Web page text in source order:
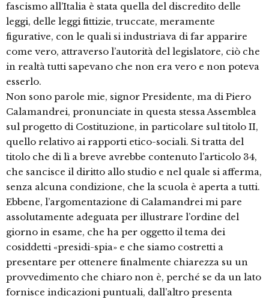
fascismo all’Italia è stata quella del discredito delle
leggi, delle leggi fittizie, truccate, meramente
figurative, con le quali si industriava di far apparire
come vero, attraverso l’autorità del legislatore, ciò che
in realtà tutti sapevano che non era vero e non poteva
esserlo.
Non sono parole mie, signor Presidente, ma di Piero
Calamandrei, pronunciate in questa stessa Assemblea
sul progetto di Costituzione, in particolare sul titolo II,
quello relativo ai rapporti etico-sociali. Si tratta del
titolo che di lì a breve avrebbe contenuto l’articolo 34,
che sancisce il diritto allo studio e nel quale si afferma,
senza alcuna condizione, che la scuola è aperta a tutti.
Ebbene, l’argomentazione di Calamandrei mi pare
assolutamente adeguata per illustrare l’ordine del
giorno in esame, che ha per oggetto il tema dei
cosiddetti «presidi-spia» e che siamo costretti a
presentare per ottenere finalmente chiarezza su un
provvedimento che chiaro non è, perché se da un lato
fornisce indicazioni puntuali, dall’altro presenta